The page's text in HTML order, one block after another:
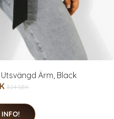
Ärm, Black
324 SEK
INFO!